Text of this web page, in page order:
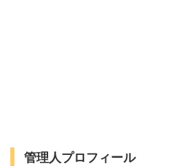
管理人プロフィール